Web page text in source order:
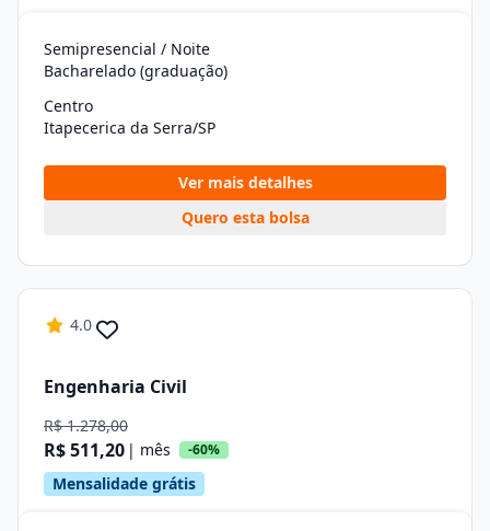
Semipresencial / Noite
Bacharelado (graduação)
Centro
Itapecerica da Serra/SP
Ver mais detalhes
Quero esta bolsa
4.0
Engenharia Civil
R$ 1.278,00
R$ 511,20 | mês -60%
Mensalidade grátis